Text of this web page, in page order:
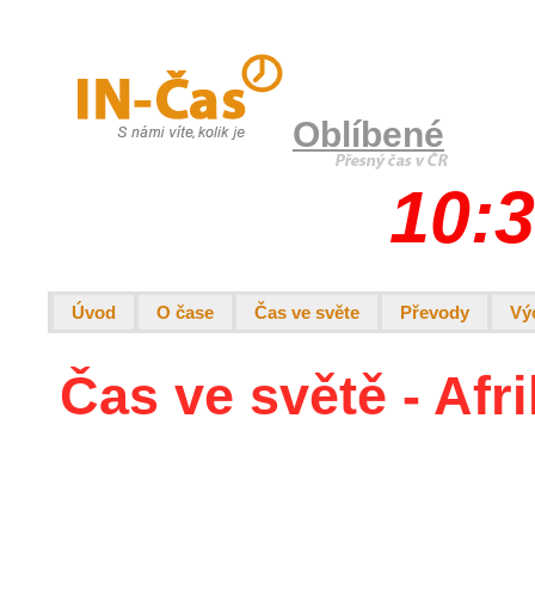
Oblíbené
Úvod O čase Čas ve světe Převody
Čas ve světě -